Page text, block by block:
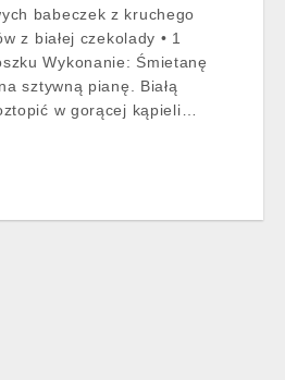
babeczek z kruchego
z białej czekolady • 1
Wykonanie: Śmietanę
sztywną pianę. Białą
w gorącej kąpieli…